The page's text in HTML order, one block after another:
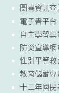
圖書資訊查
電子書平台
自主學習
防災宣導網
性別平等教
教育儲蓄專
十二年國民